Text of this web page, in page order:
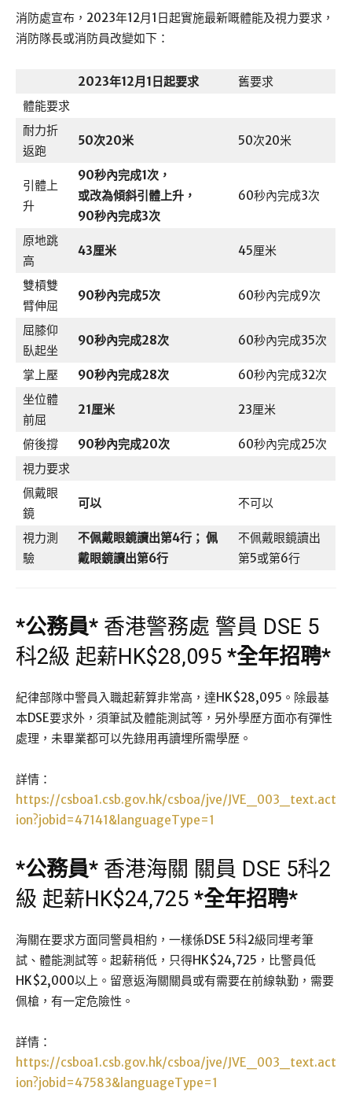
消防處宣布，2023年12月1日起實施最新嘅體能及視力要求，
消防隊長或消防員改變如下：
2023年12月 1 日起要求
舊要求
體能要求
耐力折
返跑
50次20米 50次20米
引體上
升
90秒內完成1次，
或改為傾斜引體上升，
90秒內完成3次
60秒內完成3次
原地跳
高
43厘米 45厘米
雙槓雙
臂伸屈
90秒內完成5次 60秒內完成9次
屈膝仰
臥起坐
90秒內完成28次 60秒內完成35次
掌上壓 90秒內完成28次
60秒內完成32次
坐位體
前屈
21厘米 23厘米
俯後撐 90秒內完成20次
60秒內完成25次
視力要求
佩戴眼
鏡
可以 不可以
視力測
驗
不佩戴眼鏡讀出第4行； 佩
戴眼鏡讀出第6行
不佩戴眼鏡讀出
第5或第6行
*公務員* 香港警務處 警員 DSE 5
科2級 起薪HK$28,095 *全年招聘*
紀律部隊中警員入職起薪算非常高，達HK$28,095。除最基
本DSE要求外，須筆試及體能測試等，另外學歷方面亦有彈性
處理，未畢業都可以先錄用再讀埋所需學歷。
詳情：
https://csboa1.csb.gov.hk/csboa/jve/JVE_003_text.act
ion?jobid=47141&languageType=1
*公務員* 香港海關 關員 DSE 5科2
級 起薪HK$24,725 *全年招聘*
海關在要求方面同警員相約，一樣係DSE 5科2級同埋考筆
試、體能測試等。起薪稍低，只得HK$24,725，比警員低
HK$2,000以上。留意返海關關員或有需要在前線執勤，需要
佩槍，有一定危險性。
詳情：
https://csboa1.csb.gov.hk/csboa/jve/JVE_003_text.act
ion?jobid=47583&languageType=1